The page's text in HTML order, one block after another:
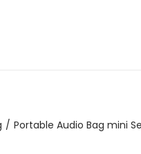
/ Portable Audio Bag mini